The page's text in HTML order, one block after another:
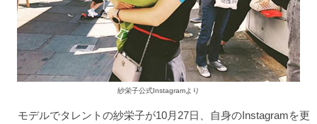
紗栄子公式Instagramより
モデルでタレントの紗栄子が10月27日、自身のInstagramを更